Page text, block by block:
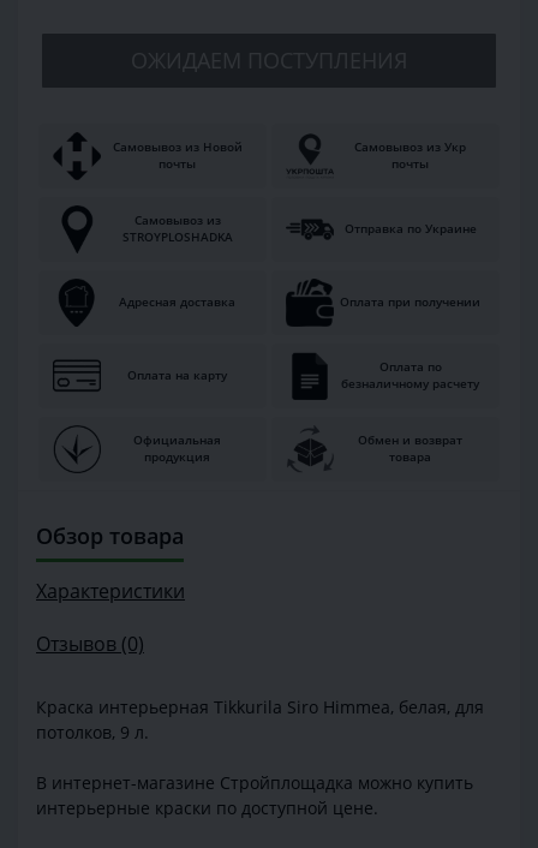
ОЖИДАЕМ ПОСТУПЛЕНИЯ
Самовывоз из Новой
почты
Самовывоз из Укр
почты
Самовывоз из
STROYPLOSHADKA
Отправка по Украине
Адресная доставка Оплата при получении
Оплата на карту
Оплата по
безналичному расчету
Официальная
продукция
Обмен и возврат
товара
Обзор товара
Характеристики
Отзывов (0)
Краска интерьерная Tikkurila Siro Himmea, белая, для
потолков, 9 л.
В интернет-магазине Стройплощадка можно купить
интерьерные краски по доступной цене.